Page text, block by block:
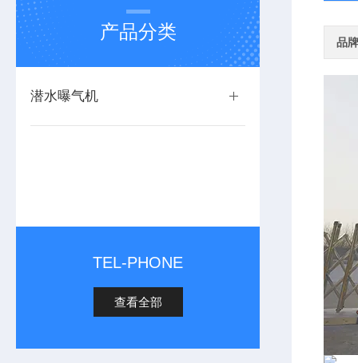
产品分类
潜水曝气机
TEL-PHONE
查看全部
品牌